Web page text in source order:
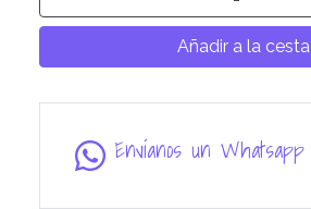
Añadir a la cesta
Envíanos un Whatsapp